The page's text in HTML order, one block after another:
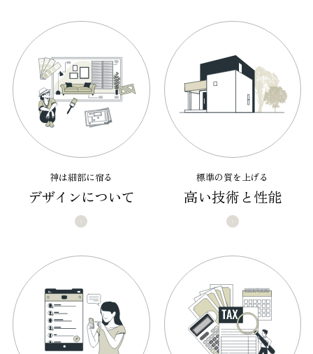
神は細部に宿る
デザインについて
標準の質を上げる
高い技術と性能